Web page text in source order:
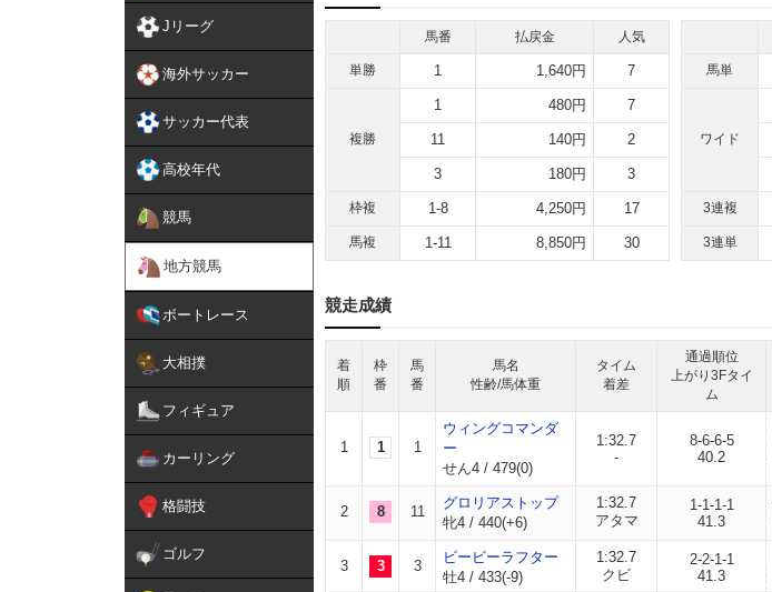
Jリーグ
海外サッカー
サッカー代表
高校年代
競馬
地方競馬
ボートレース
大相撲
フィギュア
カーリング
格闘技
ゴルフ
馬番 払戻金 人気
単勝 1 1,640円 7
複勝
1 480円 7
11 140円 2
3 180円 3
枠複 1-8 4,250円 17
馬複 1-11 8,850円 30
馬単
ワイド
3連複
3連単
競走成績
着
順
枠
番
馬
番
馬名
性齢/馬体重
タイム
着差
通過順位
上がり3Fタイ
ム
1 1 1
ウィングコマンダ
ー
せん4 / 479(0)
1:32.7
-
8-6-6-5
40.2
2 8 11
グロリアストップ
牝4 / 440(+6)
1:32.7
アタマ
1-1-1-1
41.3
3 3 3
ビービーラフター
牡4 / 433(-9)
1:32.7
クビ
2-2-1-1
41.3